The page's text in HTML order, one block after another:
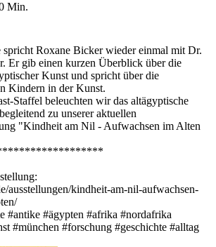
Min.
spricht Roxane Bicker wieder einmal mit Dr.
Er gib einen kurzen Überblick über die
Kunst und spricht über die
Kindern in der Kunst.
Staffel beleuchten wir das altägyptische
zu unserer aktuellen
"Kindheit am Nil - Aufwachsen im Alten
ausstellungen/kindheit-am-nil-aufwachsen-
#antike #ägypten #afrika #nordafrika
#münchen #forschung #geschichte #alltag